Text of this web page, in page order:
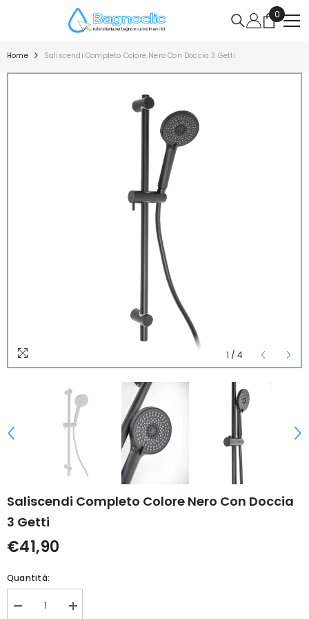
0
0
articoli
Home Saliscendi Completo Colore Nero Con Doccia 3 Getti
1 / 4
Saliscendi Completo Colore Nero Con Doccia
3 Getti
€41,90
Quantità:
Diminuisci
Aumenta